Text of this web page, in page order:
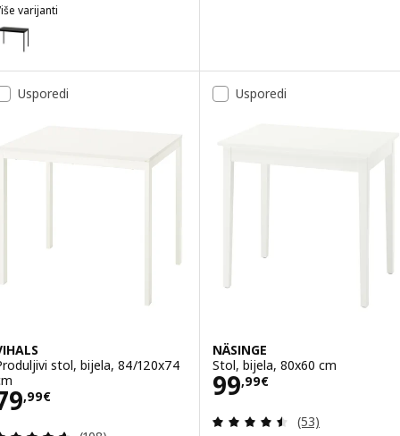
varijanti
SANDSBERG, Stol, crna, 110x67 cm
Usporedi
stol, bijela, 84/120x74
,99€ 79,99€
Usporedi
NÄSINGE
Stol, bijela, 80x60 cm
99,99€
Cijena 99,99€
Revizija: 4.5
(53)